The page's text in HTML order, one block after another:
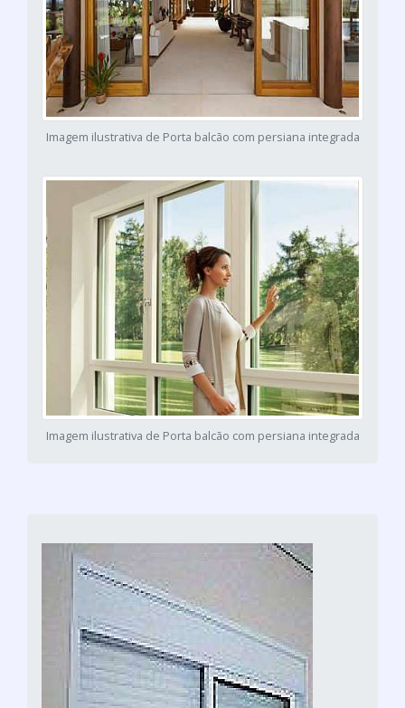
Imagem ilustrativa de Porta balcão com persiana integrada
Imagem ilustrativa de Porta balcão com persiana integrada